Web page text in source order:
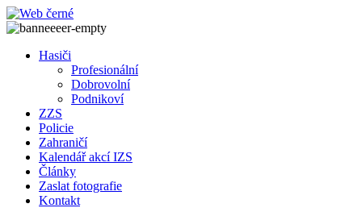
Přejít
k
Hasiči
Profesionální
Dobrovolní
Podnikoví
ZZS
Policie
Zahraničí
Kalendář akcí IZS
Články
Zaslat fotografie
Kontakt